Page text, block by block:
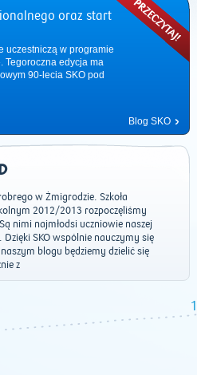
oraz start
uczestniczą w programie
Tegoroczna edycja ma
90-lecia SKO pod
Blog SKO
w Żmigrodzie. Szkoła
2012/2013 rozpoczęliśmy
nimi najmłodsi uczniowie naszej
Dzięki SKO wspólnie nauczymy się
blogu będziemy dzielić się
z
1
2014| 2015 2016 2017 2018